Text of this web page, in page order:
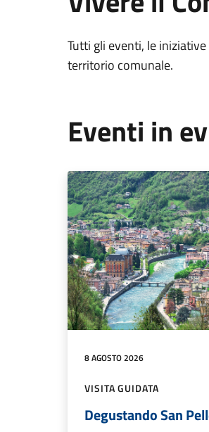
Tutti gli eventi, le
territorio comunale.
Eventi in
8 AGOSTO 2026
VISITA GUIDATA
Degustando San